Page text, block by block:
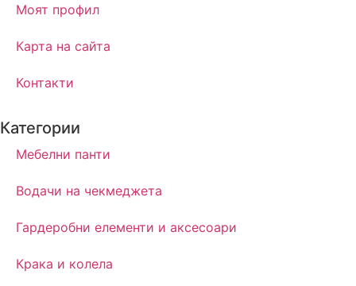
Моят профил
Карта на сайта
Контакти
Категории
Мебелни панти
Водачи на чекмеджета
Гардеробни елементи и аксесоари
Крака и колела